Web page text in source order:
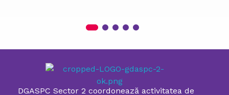
DGASPC Sector 2 coordonează activitatea de